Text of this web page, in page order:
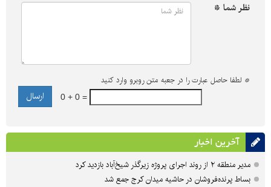
نظر شما *
* لطفا حاصل عبارت را در جعبه متن روبرو وارد کنید
0 + 0 =
آخرین اخبار
مدیر منطقه ۲ از روند اجرای پروژه زیرگذر شیخ‌آباد بازدید کرد
بساط پرنده‌فروشان در حاشیه میدان کرج جمع شد